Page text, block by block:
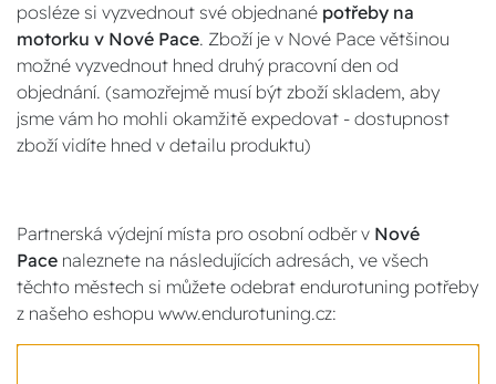
posléze si vyzvednout své objednané potřeby na
motorku v Nové Pace. Zboží je v Nové Pace většinou
možné vyzvednout hned druhý pracovní den od
objednání. (samozřejmě musí být zboží skladem, aby
jsme vám ho mohli okamžitě expedovat - dostupnost
zboží vidíte hned v detailu produktu)
Partnerská výdejní místa pro osobní odběr v Nové
Pace naleznete na následujících adresách, ve všech
těchto městech si můžete odebrat endurotuning potřeby
z našeho eshopu www.endurotuning.cz: